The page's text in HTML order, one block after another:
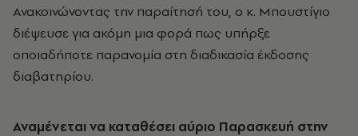
Ανακοινώνοντας την παραίτησή του, ο κ. Μπουστίγιο
διέψευσε για ακόμη μια φορά πως υπήρξε
οποιαδήποτε παρανομία στη διαδικασία έκδοσης
διαβατηρίου.
Αναμένεται να καταθέσει αύριο Παρασκευή στην